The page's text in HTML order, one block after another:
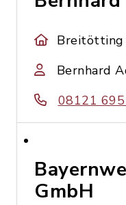
Breitötting
Bernhard
08121
GmbH